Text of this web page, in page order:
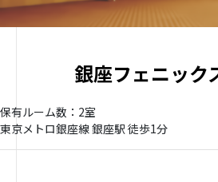
銀座フェニック
保有ルーム数：2室
東京メトロ銀座線 銀座駅 徒歩1分